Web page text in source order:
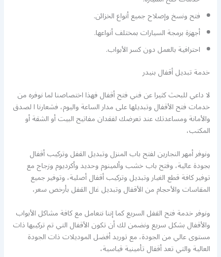
فتح ونسخ وإصلاح جميع أنواع الخزائن.
أجهزة برمجة السيارات بمختلف أنواعها.
احترافية بالعمل دون كسر الأبواب.
خدمة تبديل أقفال بنيدر
لا داعي للبحث كثيرا عن فني فتح أقفال فهذا اختصاصنا لما نوفره من
خدمات فتح الأقفال وتبديلها على مدار الساعة واليوم، فشعارنا ا لصدق
والأمانة ومساعدتك عند تعرضك لفقدان مفاتيح البيت أو الشقة أو
المكتب،
ونوفر أمهر النجارين لفتح باب المنزل وتبديل القفل وتركيب أقفال
بجودة عالية، وفتح باب خشب وألمينوم وحديد وأكرديوم وزجاج مع
توفير كافة قطع الغيار وتبديل وتركيب أقفال أصلية، وتوفير جميع
المقاسات والأحجام من الأقفال وتبديل غال القفل بأرخص سعر،
ونوفر خدمة فتح القفل السريع كما إننا نتعامل مع كافة مشاكل الأبواب
والأقفال بشكل سريع ونضمن لك أن تكون الأقفال التي تم تركيبها ذات
مستوى عالي من الجودة، مع توريد أفضل الموديلات ذات الجودة
العالية والتي تعد أقفال تأمينية قياسية،